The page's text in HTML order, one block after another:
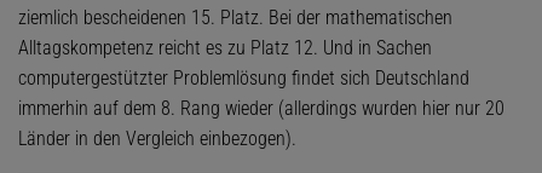
ziemlich bescheidenen 15. Platz. Bei der mathematischen
Alltagskompetenz reicht es zu Platz 12. Und in Sachen
computergestützter Problemlösung findet sich Deutschland
immerhin auf dem 8. Rang wieder (allerdings wurden hier nur 20
Länder in den Vergleich einbezogen).